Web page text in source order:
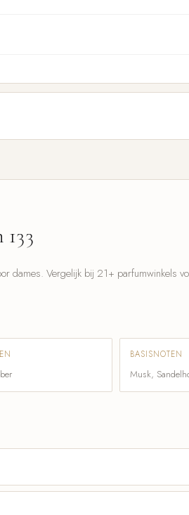
dames. Vergelijk bij 21+ parfumwinkels
BASISNOTEN
Musk,